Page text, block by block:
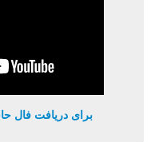
برای دریافت فال